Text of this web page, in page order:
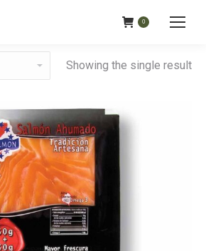
0
Showing the single result